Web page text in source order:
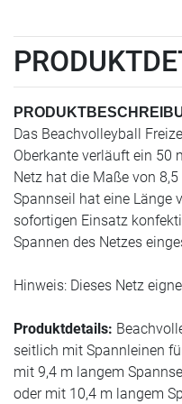
Das Beachvolleyball
Oberkante verläuft ein 50
Netz hat die Maße von
Spannseil hat eine Länge
sofortigen Einsatz
Spannen des Netzes
Hinweis: Dieses Netz
Produktdetails:
seitlich mit Spannleinen
mit 9,4 m langem
oder mit 10,4 m langem